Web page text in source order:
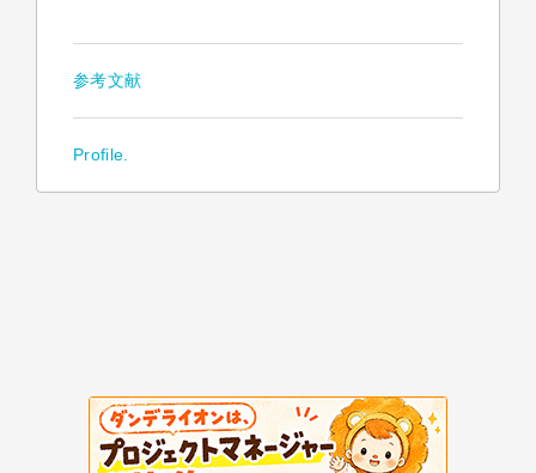
参考文献
Profile.